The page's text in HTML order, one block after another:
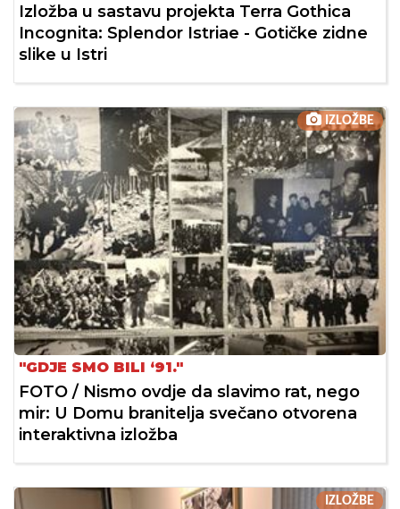
Izložba u sastavu projekta Terra Gothica
Incognita: Splendor Istriae - Gotičke zidne
slike u Istri
IZLOŽBE
"GDJE SMO BILI ‘91."
FOTO / Nismo ovdje da slavimo rat, nego
mir: U Domu branitelja svečano otvorena
interaktivna izložba
IZLOŽBE